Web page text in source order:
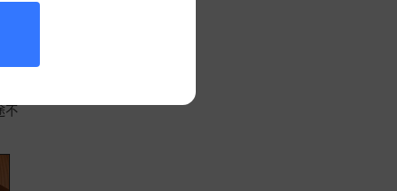
不